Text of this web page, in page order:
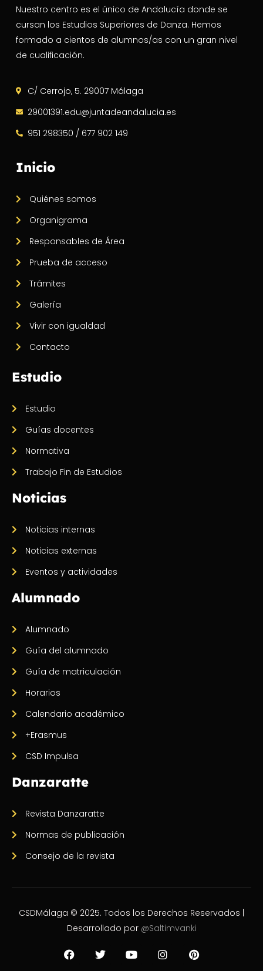
Nuestro centro es el único de Andalucía donde se
cursan los Estudios Superiores de Danza. Hemos
formado a cientos de alumnos/as con un gran nivel
de cualificación.
C/ Cerrojo, 5. 29007 Málaga
29001391.edu@juntadeandalucia.es
951 298350 / 677 902 149
Inicio
Quiénes somos
Organigrama
Responsables de Área
Prueba de acceso
Trámites
Galería
Vivir con igualdad
Contacto
Estudio
Estudio
Guías docentes
Normativa
Trabajo Fin de Estudios
Noticias
Noticias internas
Noticias externas
Eventos y actividades
Alumnado
Alumnado
Guía del alumnado
Guía de matriculación
Horarios
Calendario académico
+Erasmus
CSD Impulsa
Danzaratte
Revista Danzaratte
Normas de publicación
Consejo de la revista
CSDMálaga © 2025. Todos los Derechos Reservados |
Desarrollado por @Saltimvanki